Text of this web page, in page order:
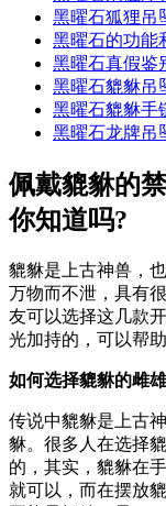
黑曜石狐狸吊
黑曜石的功能
黑曜石真假鉴
黑曜石貔貅吊
黑曜石貔貅手
黑曜石龙牌吊
佩戴貔貅的
你知道吗?
貔貅是上古神兽，
万物而不泄，具有
友可以选择这几款
光加持的，可以帮
如何选择貔貅的雌
传说中貔貅是上古
貅。很多人在选择
的，其实，貔貅在
就可以，而在摆放